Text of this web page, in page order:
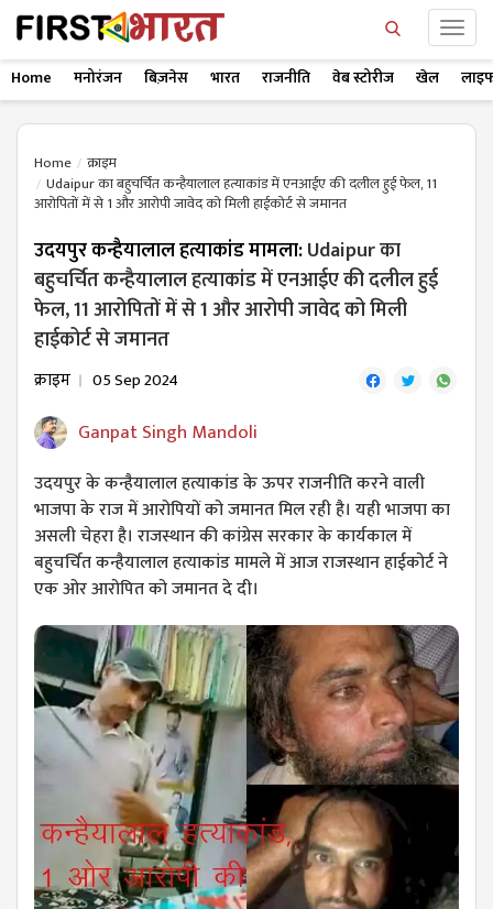
Home मनोरंजन बिज़नेस भारत राजनीति वेब स्टोरीज खेल
Home
क्राइम
Udaipur का बहुचर्चित कन्हैयालाल हत्याकांड में एनआईए की दलील हुई फेल, 11
आरोपितों में से 1 और आरोपी जावेद को मिली हाईकोर्ट से जमानत
उदयपुर कन्हैयालाल हत्याकांड मामला:Udaipur का
बहुचर्चित कन्हैयालाल हत्याकांड में एनआईए की दलील हुई
फेल, 11 आरोपितों में से 1 और आरोपी जावेद को मिली
हाईकोर्ट से जमानत
क्राइम 05 Sep 2024
Ganpat Singh Mandoli
उदयपुर के कन्हैयालाल हत्याकांड के ऊपर राजनीति करने वाली
भाजपा के राज में आरोपियों को जमानत मिल रही है। यही भाजपा का
असली चेहरा है। राजस्थान की कांग्रेस सरकार के कार्यकाल में
बहुचर्चित कन्हैयालाल हत्याकांड मामले में आज राजस्थान हाईकोर्ट ने
एक ओर आरोपित को जमानत दे दी।